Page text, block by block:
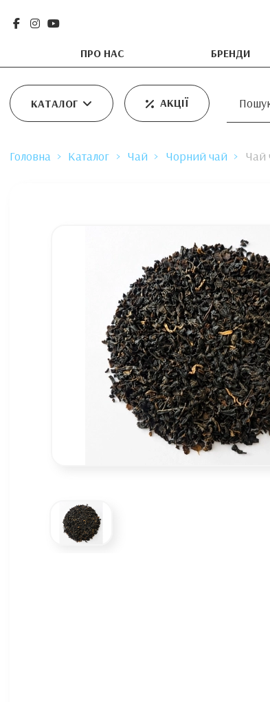
ПРО НАС БРЕНДИ
КАТАЛОГ АКЦІЇ
Головна Каталог Чай Чорний чай Чай